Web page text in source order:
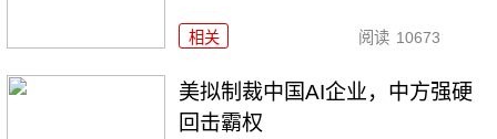
相关 阅读 10673
美拟制裁中国AI企业，中方强硬
回击霸权